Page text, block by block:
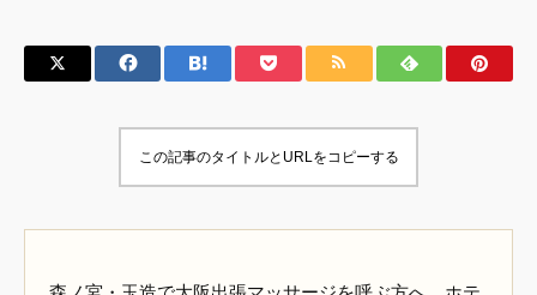
この記事のタイトルとURLをコピーする